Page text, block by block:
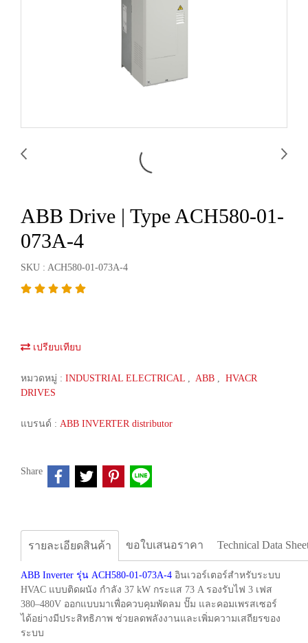
ABB Drive | Type ACH580-01-
073A-4
SKU : ACH580-01-073A-4
เปรียบเทียบ
หมวดหมู่ : INDUSTRIAL ELECTRICAL , ABB , HVACR
DRIVES
แบรนด์ : ABB INVERTER distributor
Share
รายละเอียดสินค้า ขอใบเสนอราคา Technical Data
ABB Inverter รุ่น ACH580-01-073A-4 อินเวอร์เตอร์สำหรับระบบ
HVAC แบบติดผนัง กำลัง 37 kW กระแส 73 A รองรับไฟ 3 เฟส
380–480V ออกแบบมาเพื่อควบคุมพัดลม ปั๊ม และคอมเพรสเซอร์
ได้อย่างมีประสิทธิภาพ ช่วยลดพลังงานและเพิ่มความเสถียรของ
ระบบ